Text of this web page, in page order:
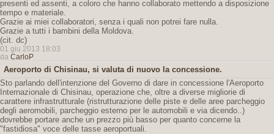
presenti ed assenti, a coloro che hanno collaborato mettendo a disposizione
tempo e materiale.
Grazie ai miei collaboratori, senza i quali non potrei fare nulla.
Grazie a tutti i bambini della Moldova.
(cit. dc)
01 giu 2013 18:03
da CarloP
Aeroporto di Chisinau, si valuta di nuovo la concessione.
Sto parlando dell'intenzione del Governo di dare in concessione l'Aeroporto
Internazionale di Chisinau, operazione che, oltre a diverse migliorie di
carattere infrastrutturale (ristrutturazione delle piste e delle aree parcheggio
degli aeromobili, parcheggio esterno per le automobili e via dicendo..)
dovrebbe portare anche un prezzo più basso per quanto concerne la
"fastidiosa" voce delle tasse aeroportuali.